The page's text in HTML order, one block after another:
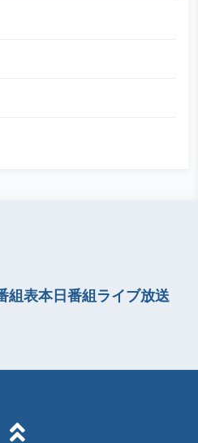
組表本日番組ライブ放送